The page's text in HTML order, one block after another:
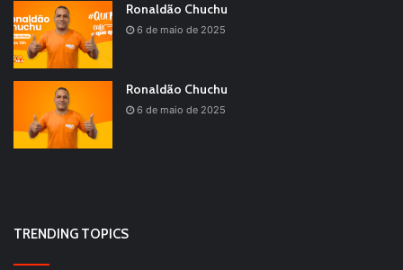
Ronaldão Chuchu
6 de maio de 2025
Ronaldão Chuchu
6 de maio de 2025
TRENDING TOPICS